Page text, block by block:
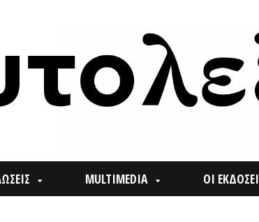
MULTIMEDIA ΟΙ ΕΚΔΟΣΕΙΣ ΜΑΣ